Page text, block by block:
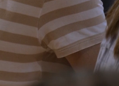
e accessibilità
Biglietti